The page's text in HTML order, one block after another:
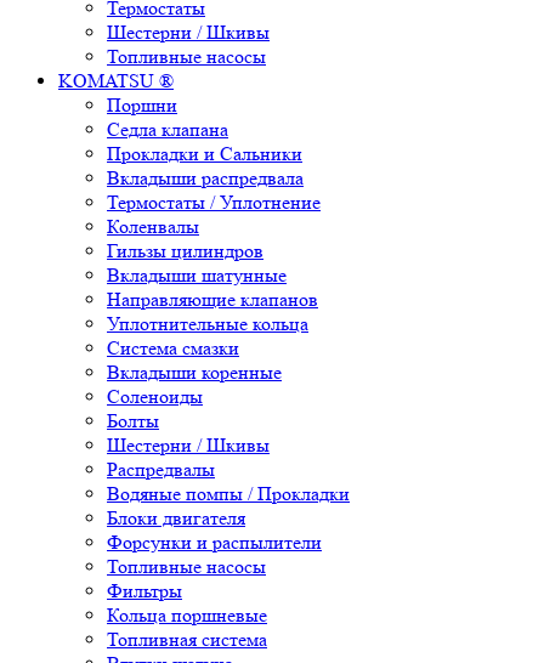
Термостаты
Шестерни / Шкивы
Топливные насосы
KOMATSU ®
Поршни
Седла клапана
Прокладки и Сальники
Вкладыши распредвала
Термостаты / Уплотнение
Коленвалы
Гильзы цилиндров
Вкладыши шатунные
Направляющие клапанов
Уплотнительные кольца
Система смазки
Вкладыши коренные
Соленоиды
Болты
Шестерни / Шкивы
Распредвалы
Водяные помпы / Прокладки
Блоки двигателя
Форсунки и распылители
Топливные насосы
Фильтры
Кольца поршневые
Топливная система